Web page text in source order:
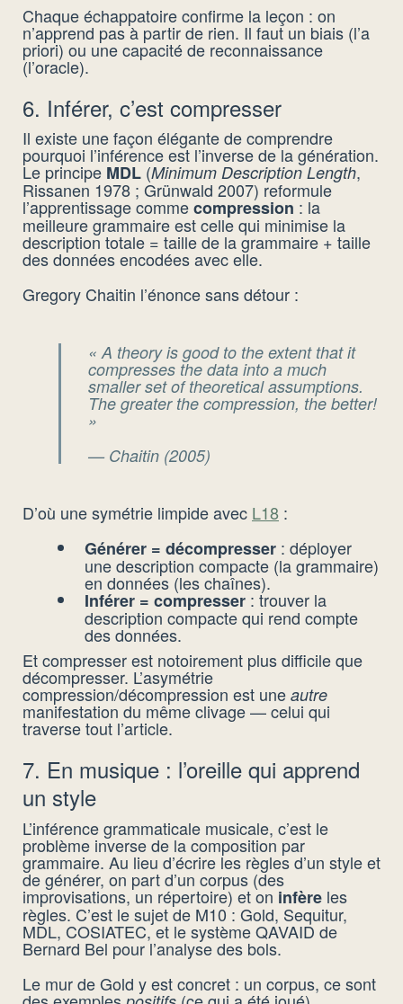
Chaque échappatoire confirme la leçon : on
n’apprend pas à partir de rien. Il faut un biais (l’a
priori) ou une capacité de reconnaissance
(l’oracle).
6. Inférer, c’est compresser
Il existe une façon élégante de comprendre
pourquoi l’inférence est l’inverse de la génération.
Le principe MDL (Minimum Description Length,
Rissanen 1978 ; Grünwald 2007) reformule
l’apprentissage commecompression : la
meilleure grammaire est celle qui minimise la
description totale = taille de la grammaire + taille
des données encodées avec elle.
Gregory Chaitin l’énonce sans détour :
« A theory is good to the extent that it
compresses the data into a much
smaller set of theoretical assumptions.
The greater the compression, the better!
»
— Chaitin (2005)
D’où une symétrie limpide avec L18 :
Générer = décompresser : déployer
une description compacte (la grammaire)
en données (les chaînes).
Inférer = compresser : trouver la
description compacte qui rend compte
des données.
Et compresser est notoirement plus difficile que
décompresser. L’asymétrie
compression/décompression est une autre
manifestation du même clivage — celui qui
traverse tout l’article.
7. En musique : l’oreille qui apprend
un style
L’inférence grammaticale musicale, c’est le
problème inverse de la composition par
grammaire. Au lieu d’écrire les règles d’un style et
de générer, on part d’un corpus (des
improvisations, un répertoire) et on infère les
règles. C’est le sujet de M10 : Gold, Sequitur,
MDL, COSIATEC, et le système QAVAID de
Bernard Bel pour l’analyse des bols.
Le mur de Gold y est concret : un corpus, ce sont